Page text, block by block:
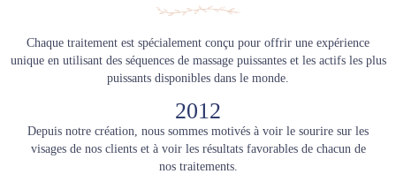
Chaque traitement est spécialement conçu pour offrir une expérience
unique en utilisant des séquences de massage puissantes et les actifs les plus
puissants disponibles dans le monde.
2012
Depuis notre création, nous sommes motivés à voir le sourire sur les
visages de nos clients et à voir les résultats favorables de chacun de
nos traitements.